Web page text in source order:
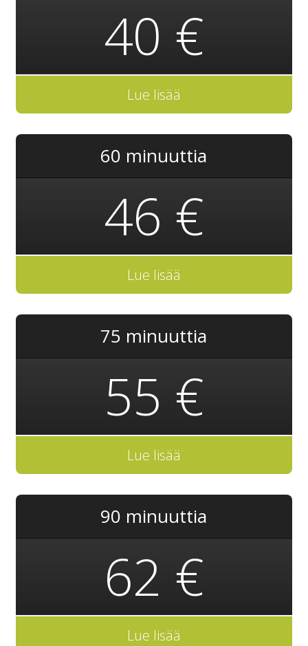
40 €
Lue lisää
60 minuuttia
46 €
Lue lisää
75 minuuttia
55 €
Lue lisää
90 minuuttia
62 €
Lue lisää